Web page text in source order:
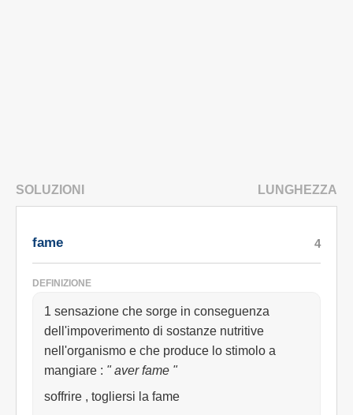
SOLUZIONI LUNGHEZZA
fame
DEFINIZIONE
1 sensazione che sorge in conseguenza
dell'impoverimento di sostanze nutritive
nell'organismo e che produce lo stimolo a
mangiare : " aver fame "
soffrire , togliersi la fame
4